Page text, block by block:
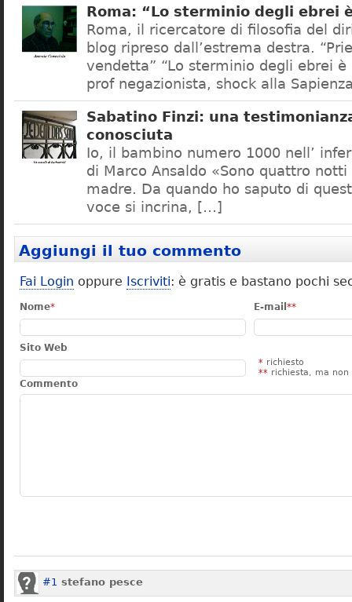
Roma: “Lo sterminio degli ebrei
Roma, il ricercatore di filosofia del
blog ripreso dall’estrema destra.
vendetta” “Lo sterminio degli ebrei è
prof negazionista, shock alla
Sabatino Finzi: una
conosciuta
Io, il bambino numero 1000 nell’
di Marco Ansaldo «Sono quattro
madre. Da quando ho saputo di
voce si incrina, […]
Aggiungi il tuo commento
Fai Login oppure Iscriviti: è gratis e bastano pochi
Nome* E-mail **
Sito Web
* richiesto
** richiesta, ma non
Commento
#1 stefano pesce